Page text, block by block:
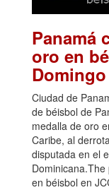
Panamá
oro en
Domingo
Ciudad de
de béisbol de
medalla de oro
Caribe, al
disputada en el
en béisbol en